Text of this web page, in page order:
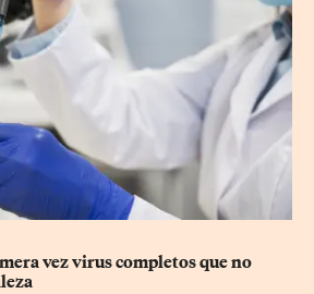
vez virus completos que no